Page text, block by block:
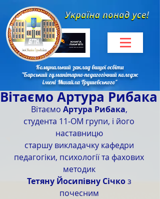
Комунальний заклад вищої освіти
"Барський гуманітарно-педагогічний коледж
імені Михайла Грушевського"
Вітаємо Артура Рибака
Вітаємо Артура Рибака,
студента 11-ОМ групи, і його
наставницю
старшу викладачку кафедри
педагогіки, психології та фахових
методик
Тетяну Йосипівну Січко з
почесним